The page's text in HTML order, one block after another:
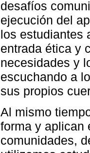
desafíos
ejecución del
los estudiantes
entrada ética y
necesidades y
escuchando a
sus propios
Al mismo
forma y aplican
comunidades,